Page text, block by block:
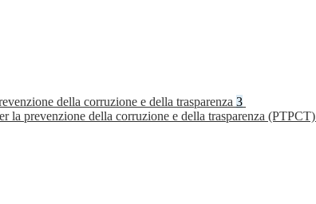
della corruzione e della trasparenza 3
la prevenzione della corruzione e della trasparenza (PTPCT)